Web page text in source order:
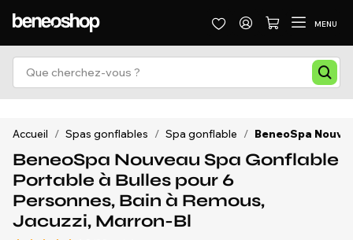
MENU
Accueil / Spas gonflables / Spa gonflable / BeneoSpa
BeneoSpa Nouveau Spa Gonflable
Portable à Bulles pour 6
Personnes, Bain à Remous,
Jacuzzi, Marron-Bl